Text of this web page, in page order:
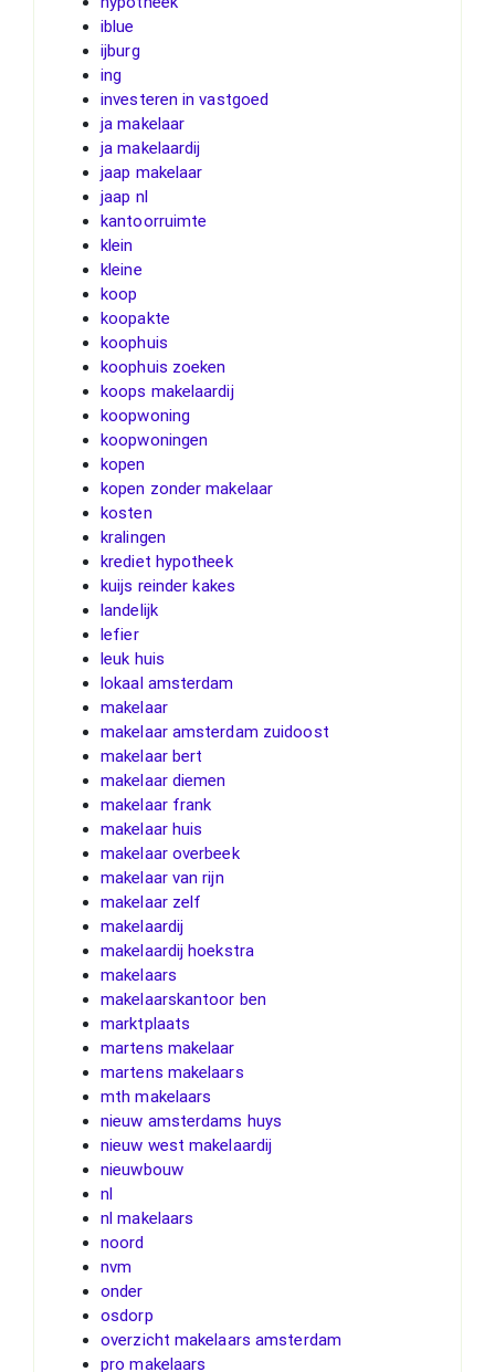
iblue
ijburg
ing
investeren in vastgoed
ja makelaar
ja makelaardij
jaap makelaar
jaap nl
kantoorruimte
klein
kleine
koop
koopakte
koophuis
koophuis zoeken
koops makelaardij
koopwoning
koopwoningen
kopen
kopen zonder makelaar
kosten
kralingen
krediet hypotheek
kuijs reinder kakes
landelijk
lefier
leuk huis
lokaal amsterdam
makelaar
makelaar amsterdam zuidoost
makelaar bert
makelaar diemen
makelaar frank
makelaar huis
makelaar overbeek
makelaar van rijn
makelaar zelf
makelaardij
makelaardij hoekstra
makelaars
makelaarskantoor ben
marktplaats
martens makelaar
martens makelaars
mth makelaars
nieuw amsterdams huys
nieuw west makelaardij
nieuwbouw
nl
nl makelaars
noord
nvm
onder
osdorp
overzicht makelaars amsterdam
pro makelaars